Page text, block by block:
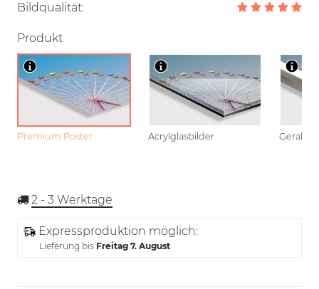
Bildqualität:
Produkt
Premium Poster Acrylglasbilder
2 - 3 Werktage
Expressproduktion möglich:
Lieferung bis Freitag 7. August